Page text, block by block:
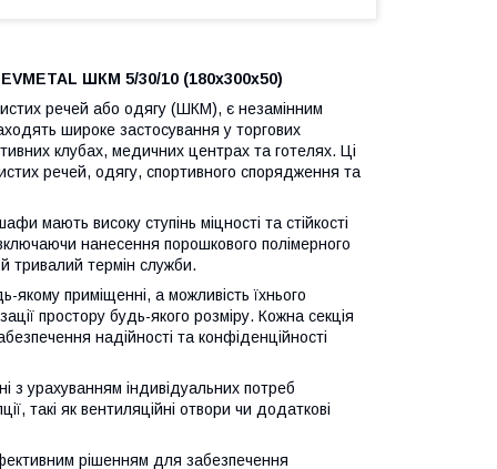
ШКМ 5/30/10 (180х300х50)
речей або одягу (ШКМ), є незамінним
широке застосування у торгових
клубах, медичних центрах та готелях. Ці
речей, одягу, спортивного спорядження та
мають високу ступінь міцності та стійкості
нанесення порошкового полімерного
тривалий термін служби.
якому приміщенні, а можливість їхнього
простору будь-якого розміру. Кожна секція
надійності та конфіденційності
урахуванням індивідуальних потреб
такі як вентиляційні отвори чи додаткові
рішенням для забезпечення